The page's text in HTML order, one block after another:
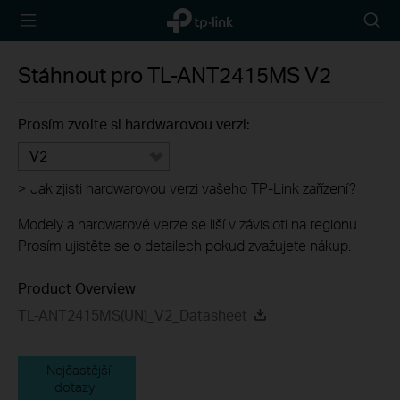
TP-Link,
Reliably
icon
Stáhnout proTL-ANT2415MS V2
Prosím zvolte si hardwarovou verzi:
V2
> Jak zjisti hardwarovou verzi vašeho TP-Link zařízení?
Modely a hardwarové verze se liší v závisloti na regionu.
Prosím ujistěte se o detailech pokud zvažujete nákup.
Product Overview
TL-ANT2415MS(UN)_V2_Datasheet
Nejčastější
dotazy